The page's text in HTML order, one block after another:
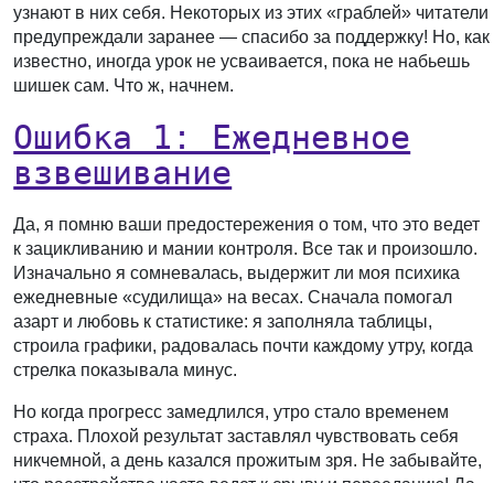
узнают в них себя. Некоторых из этих «граблей» читатели
предупреждали заранее — спасибо за поддержку! Но, как
известно, иногда урок не усваивается, пока не набьешь
шишек сам. Что ж, начнем.
Ошибка 1: Ежедневное
взвешивание
Да, я помню ваши предостережения о том, что это ведет
к зацикливанию и мании контроля. Все так и произошло.
Изначально я сомневалась, выдержит ли моя психика
ежедневные «судилища» на весах. Сначала помогал
азарт и любовь к статистике: я заполняла таблицы,
строила графики, радовалась почти каждому утру, когда
стрелка показывала минус.
Но когда прогресс замедлился, утро стало временем
страха. Плохой результат заставлял чувствовать себя
никчемной, а день казался прожитым зря. Не забывайте,